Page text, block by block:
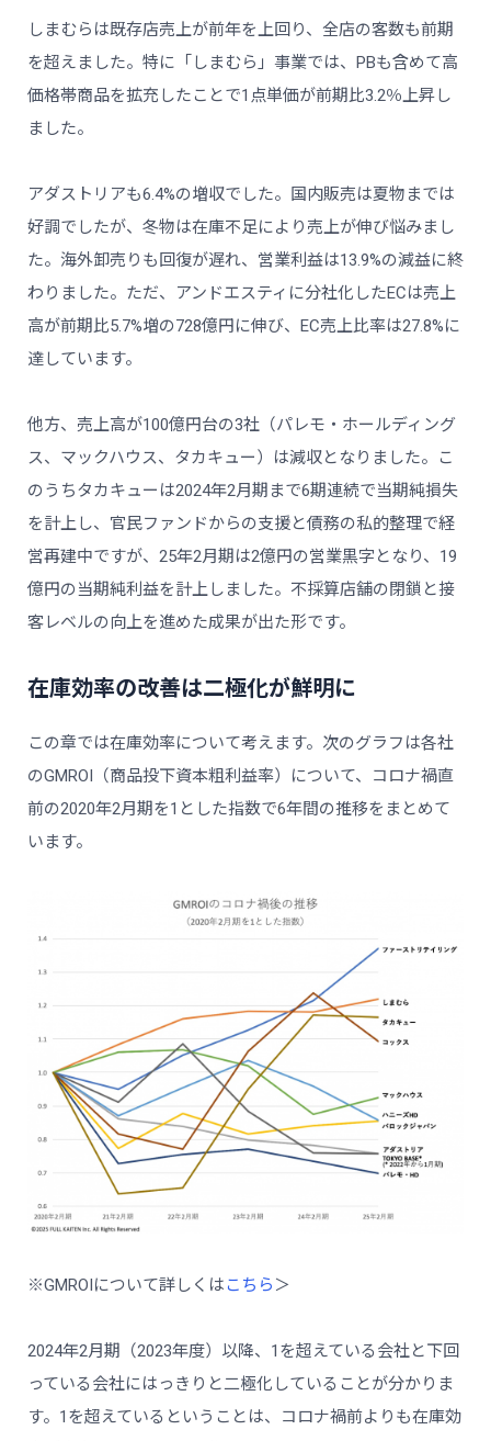
しまむらは既存店売上が前年を上回り、全店の客数も前期
を超えました。特に「しまむら」事業では、PBも含めて高
価格帯商品を拡充したことで1点単価が前期比3.2％上昇し
ました。
アダストリアも6.4%の増収でした。国内販売は夏物までは
好調でしたが、冬物は在庫不足により売上が伸び悩みまし
た。海外卸売りも回復が遅れ、営業利益は13.9%の減益に終
わりました。ただ、アンドエスティに分社化したECは売上
高が前期比5.7%増の728億円に伸び、EC売上比率は27.8%に
達しています。
他方、売上高が100億円台の3社（パレモ・ホールディング
ス、マックハウス、タカキュー）は減収となりました。こ
のうちタカキューは2024年2月期まで6期連続で当期純損失
を計上し、官民ファンドからの支援と債務の私的整理で経
営再建中ですが、25年2月期は2億円の営業黒字となり、19
億円の当期純利益を計上しました。不採算店舗の閉鎖と接
客レベルの向上を進めた成果が出た形です。
在庫効率の改善は二極化が鮮明に
この章では在庫効率について考えます。次のグラフは各社
のGMROI（商品投下資本粗利益率）について、コロナ禍直
前の2020年2月期を1とした指数で6年間の推移をまとめて
います。
※GMROIについて詳しくはこちら ＞
2024年2月期（2023年度）以降、1を超えている会社と下回
っている会社にはっきりと二極化していることが分かりま
す。1を超えているということは、コロナ禍前よりも在庫効